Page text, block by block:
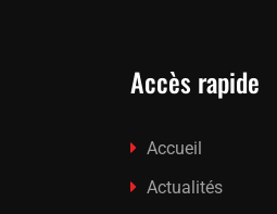
Accès rapide
Accueil
Actualités